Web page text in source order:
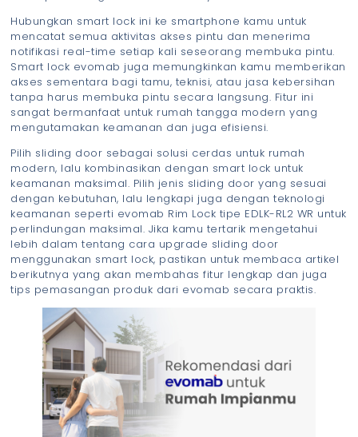
Hubungkan smart lock ini ke smartphone kamu untuk
mencatat semua aktivitas akses pintu dan menerima
notifikasi real-time setiap kali seseorang membuka pintu.
Smart lock evomab juga memungkinkan kamu memberikan
akses sementara bagi tamu, teknisi, atau jasa kebersihan
tanpa harus membuka pintu secara langsung. Fitur ini
sangat bermanfaat untuk rumah tangga modern yang
mengutamakan keamanan dan juga efisiensi.
Pilih sliding door sebagai solusi cerdas untuk rumah
modern, lalu kombinasikan dengan smart lock untuk
keamanan maksimal. Pilih jenis sliding door yang sesuai
dengan kebutuhan, lalu lengkapi juga dengan teknologi
keamanan seperti evomab Rim Lock tipe EDLK-RL2 WR untuk
perlindungan maksimal. Jika kamu tertarik mengetahui
lebih dalam tentang cara upgrade sliding door
menggunakan smart lock, pastikan untuk membaca artikel
berikutnya yang akan membahas fitur lengkap dan juga
tips pemasangan produk dari evomab secara praktis.